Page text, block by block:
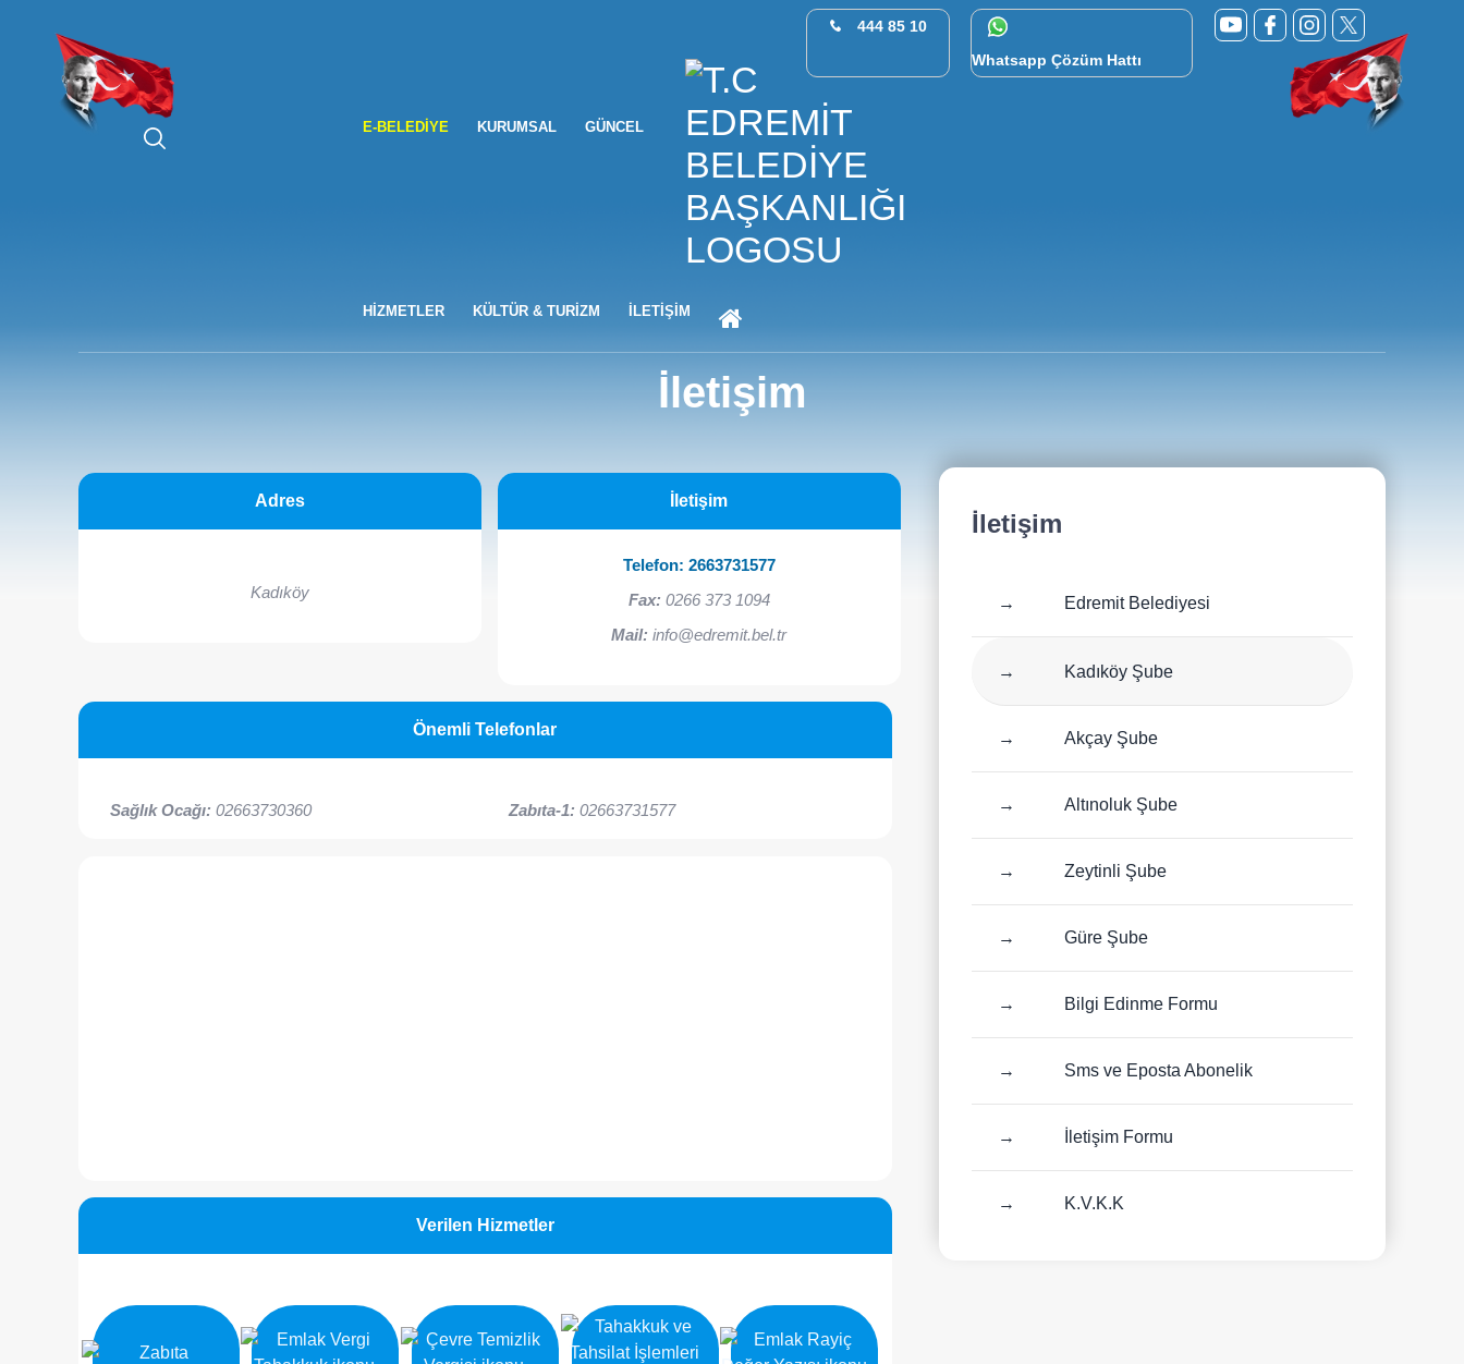
444 85 10
Whatsapp Çözüm Hattı
E-BELEDIYE KURUMSAL GÜNCEL
HİZMETLER KÜLTÜR & TURİZM İLETİŞİM
İletişim
Adres
Kadıköy
İletişim
Telefon: 2663731577
Fax: 0266 373 1094
Mail: info@edremit.bel.tr
Önemli Telefonlar
Zabıta-1: 02663731577
Sağlık Ocağı: 02663730360
Verilen Hizmetler
İletişim
→ Edremit Belediyesi
→ Kadıköy Şube
→ Akçay Şube
→ Altınoluk Şube
→ Zeytinli Şube
→ Güre Şube
→ Bilgi Edinme Formu
→ Sms ve Eposta Abonelik
→ İletişim Formu
→ K.V.K.K